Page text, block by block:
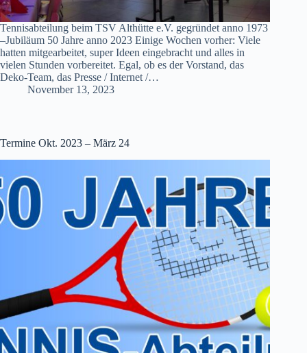
Tennisabteilung beim TSV Althütte e.V. gegründet anno 1973
–Jubiläum 50 Jahre anno 2023 Einige Wochen vorher: Viele
hatten mitgearbeitet, super Ideen eingebracht und alles in
vielen Stunden vorbereitet. Egal, ob es der Vorstand, das
Deko-Team, das Presse / Internet /…
November 13, 2023
Termine Okt. 2023 – März 24